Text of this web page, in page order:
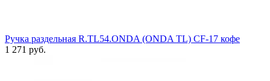
Ручка раздельная R.TL54.ONDA (ONDA TL) CF-17 кофе
1 271 руб.